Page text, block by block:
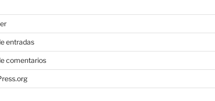
entradas
comentarios